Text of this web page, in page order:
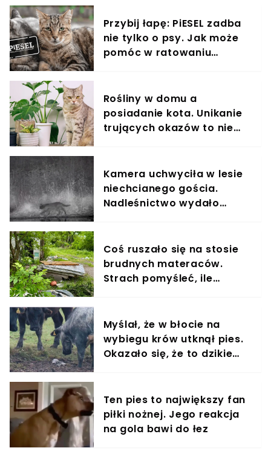
Przybij łapę: PiESEL zadba
nie tylko o psy. Jak może
pomóc w ratowaniu
Rośliny w domu a
posiadanie kota. Unikanie
trujących okazów to nie
Kamera uchwyciła w lesie
niechcianego gościa.
Nadleśnictwo wydało
Coś ruszało się na stosie
brudnych materaców.
Strach pomyśleć, ile
Myślał, że w błocie na
wybiegu krów utknął pies.
Okazało się, że to dzikie
Ten pies to największy fan
piłki nożnej. Jego reakcja
na gola bawi do łez